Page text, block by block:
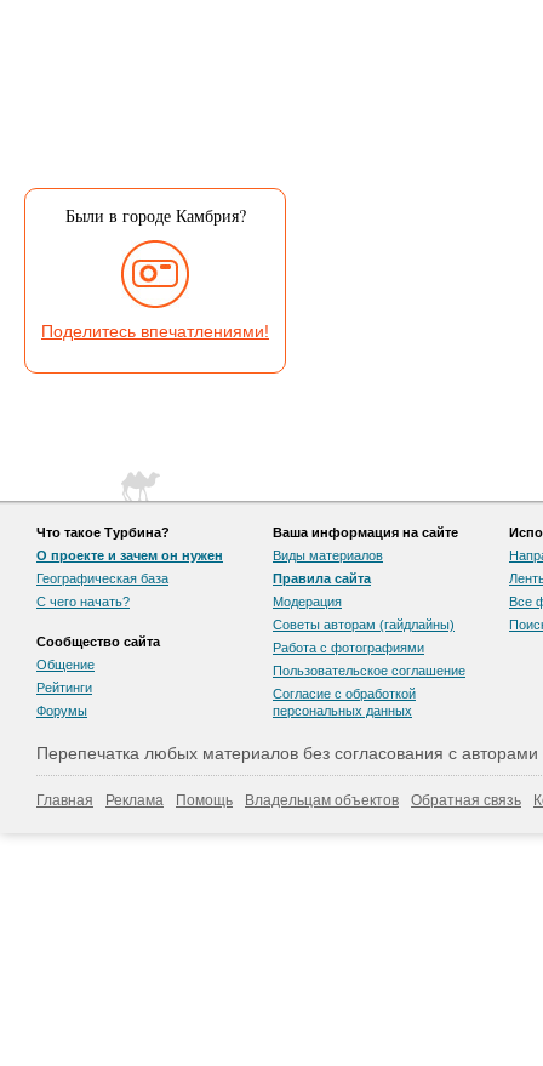
Были в городе Камбрия?
Поделитесь впечатлениями!
Что такое Турбина?
О проекте и зачем он нужен
Географическая база
С чего начать?
Сообщество сайта
Общение
Рейтинги
Форумы
Ваша информация на сайте
Виды материалов
Правила сайта
Модерация
Советы авторам (гайдлайны)
Работа с фотографиями
Пользовательскоe соглашение
Согласие с обработкой
персональных данных
Все
Перепечатка любых материалов без согласования с
Главная Реклама Помощь Владельцам объектов Обратная связь